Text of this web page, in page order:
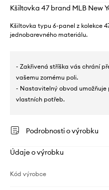
Kšiltovka 47 brand MLB New
Kšiltovka typu 6-panel z kolekce
jednobarevného materiálu.
- Zakřivená stříška vás chrání
vašemu zornému poli.
- Nastavitelný obvod
vlastních potřeb.
Podrobnosti o výrobku
Údaje o výrobku
Kód výrobce